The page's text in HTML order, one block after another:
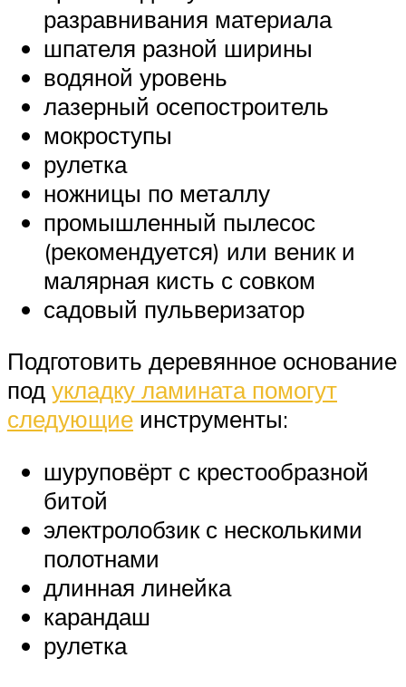
разравнивания материала
шпателя разной ширины
водяной уровень
лазерный осепостроитель
мокроступы
рулетка
ножницы по металлу
промышленный пылесос
(рекомендуется) или веник и
малярная кисть с совком
садовый пульверизатор
Подготовить деревянное основание
под укладку ламината помогут
следующие инструменты:
шуруповёрт с крестообразной
битой
электролобзик с несколькими
полотнами
длинная линейка
карандаш
рулетка